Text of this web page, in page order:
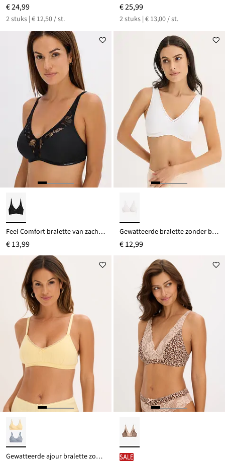
€ 24,99
2 stuks | € 12,50 / st.
€ 25,99
2 stuks | € 13,00 / st.
Feel Comfort bralette van zacht modal
€ 13,99
Gewatteerde bralette zonder beugels, met biologisch katoen en kant
€ 12,99
Gewatteerde ajour bralette zonder beugels van biologisch katoen (set van 2) SALE